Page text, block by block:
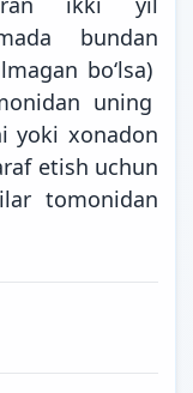
bundan
bo‘lsa)
uning
yoki xonadon
etish uchun
tomonidan